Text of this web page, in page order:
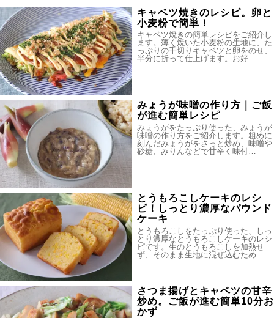
キャベツ焼きのレシピ。卵と
小麦粉で簡単！
キャベツ焼きの簡単レシピをご紹介し
ます。薄く焼いた小麦粉の生地に、た
っぷりの千切りキャベツと卵をのせ、
半分に折って仕上げます。お好…
みょうが味噌の作り方｜ご飯
が進む簡単レシピ
みょうがをたっぷり使った、みょうが
味噌の作り方をご紹介します。粗めに
刻んだみょうがをさっと炒め、味噌や
砂糖、みりんなどで甘辛く味付…
とうもろこしケーキのレシ
ピ！しっとり濃厚なパウンド
ケーキ
とうもろこしをたっぷり使った、しっ
とり濃厚なとうもろこしケーキのレシ
ピです。生のとうもろこしを加熱せ
ず、そのまま生地に混ぜ込むため…
さつま揚げとキャベツの甘辛
炒め。ご飯が進む簡単10分お
かず